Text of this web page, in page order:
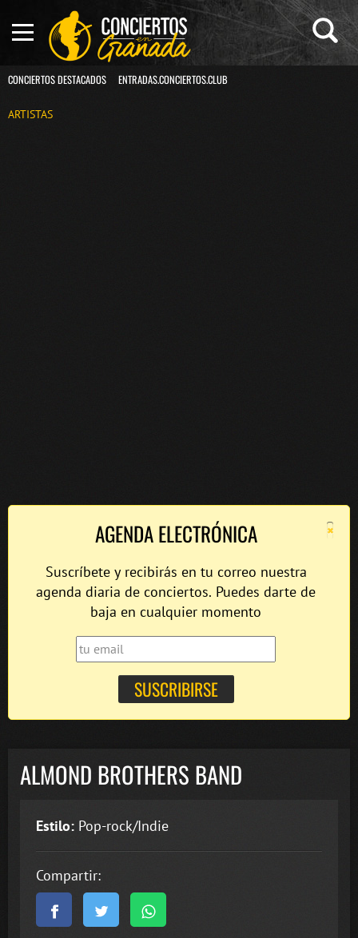
CONCIERTOS DESTACADOS ENTRADAS.CONCIERTOS.CLUB
ARTISTAS
×
AGENDA ELECTRÓNICA
Suscríbete y recibirás en tu correo nuestra
agenda diaria de conciertos. Puedes darte de
baja en cualquier momento
ALMOND BROTHERS BAND
Estilo: Pop-rock/Indie
Compartir: